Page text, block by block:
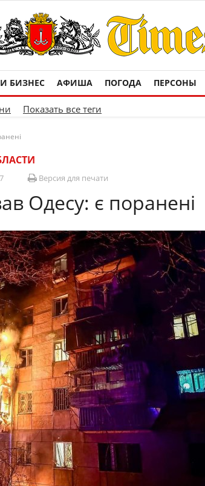
БИЗНЕС АФИША ПОГОДА ПЕРСОНЫ
Показать все теги
Версия для печати
Одесу: є поранені